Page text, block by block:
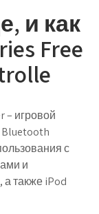
и как
Free
– игровой
с
и
также iPod